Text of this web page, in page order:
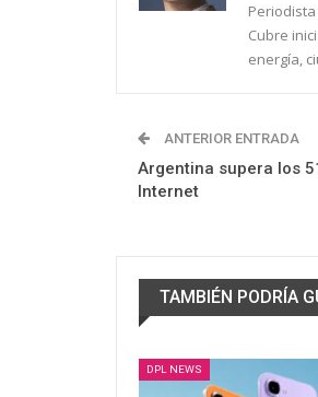
Cubre
energía,
ANTERIOR ENTRADA
Argentina supera los
Internet
TAMBIÉN PODRÍA
DPL NEWS